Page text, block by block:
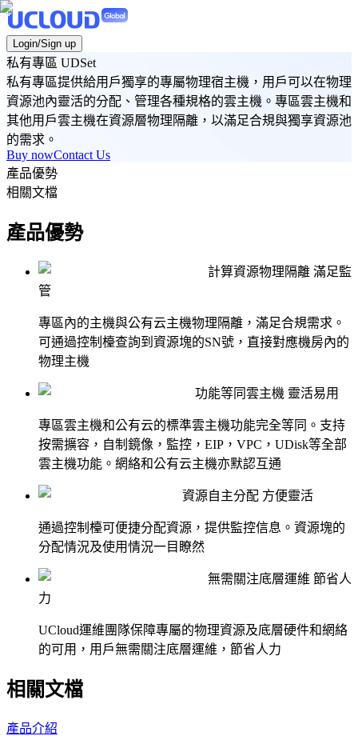
Login/Sign up
私有專區 UDSet
私有專區提供給用戶獨享的專屬物理宿主機，用戶可以在物理
資源池內靈活的分配、管理各種規格的雲主機。專區雲主機和
其他用戶雲主機在資源層物理隔離，以滿足合規與獨享資源池
的需求。
Buy nowContact Us
產品優勢
相關文檔
產品優勢
計算資源物理隔離 滿足監
管
專區內的主機與公有云主機物理隔離，滿足合規需求。
可通過控制檯查詢到資源塊的SN號，直接對應機房內的
物理主機
功能等同雲主機 靈活易用
專區雲主機和公有云的標準雲主機功能完全等同。支持
按需擴容，自制鏡像，監控，EIP，VPC，UDisk等全部
雲主機功能。網絡和公有云主機亦默認互通
資源自主分配 方便靈活
通過控制檯可便捷分配資源，提供監控信息。資源塊的
分配情況及使用情況一目瞭然
無需關注底層運維 節省人
力
UCloud運維團隊保障專屬的物理資源及底層硬件和網絡
的可用，用戶無需關注底層運維，節省人力
相關文檔
產品介紹